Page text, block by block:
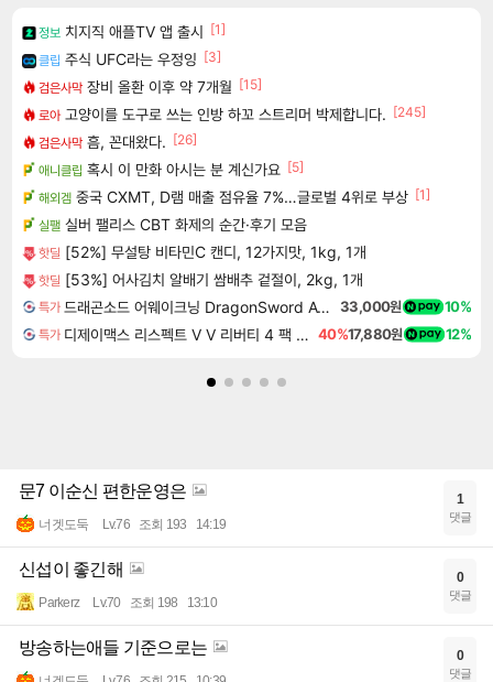
정보 치지직 애플TV 앱 출시 [1]
클립 주식 UFC라는 우정잉 [3]
검은사막 장비 올환 이후 약 7개월 [15]
로아 고양이를 도구로 쓰는 인방 하꼬 스트리머 박제합니다. [245]
검은사막 흠, 꼰대왔다. [26]
애니클립 혹시 이 만화 아시는 분 계신가요 [5]
해외겜 중국 CXMT, D램 매출 점유율 7%…글로벌 4위로 부상 [1]
실팰 실버 팰리스 CBT 화제의 순간·후기 모음
핫딜 [52%] 무설탕 비타민C 캔디, 12가지맛, 1kg, 1개
핫딜 [53%] 어사김치 알배기 쌈배추 겉절이, 2kg, 1개
특가 드래곤소드 어웨이크닝 DragonSword Awakening 33,000원 10%
특가 디제이맥스 리스펙트 V V 리버티 4 팩 DJMAX RESPECT V V Liberty 4 Pack DLC 40%17,880원 12%
문7 이순신 편한운영은
너겟도둑 Lv.76 조회 193 14:19
1
댓글
신섭이 좋긴해
Parkerz Lv.70 조회 198 13:10
0
댓글
방송하는애들 기준으로는 0
댓글